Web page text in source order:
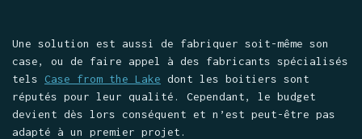
Une solution est aussi de fabriquer soit-même son
case, ou de faire appel à des fabricants spécialisés
tels Case from the Lake dont les boitiers sont
réputés pour leur qualité. Cependant, le budget
devient dès lors conséquent et n’est peut-être pas
adapté à un premier projet.